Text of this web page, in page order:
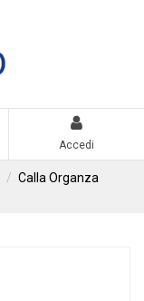
Accedi
Calla Organza